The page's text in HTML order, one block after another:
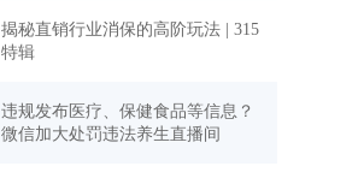
揭秘直销行业消保的高阶玩法 | 315
特辑
违规发布医疗、保健食品等信息？
微信加大处罚违法养生直播间